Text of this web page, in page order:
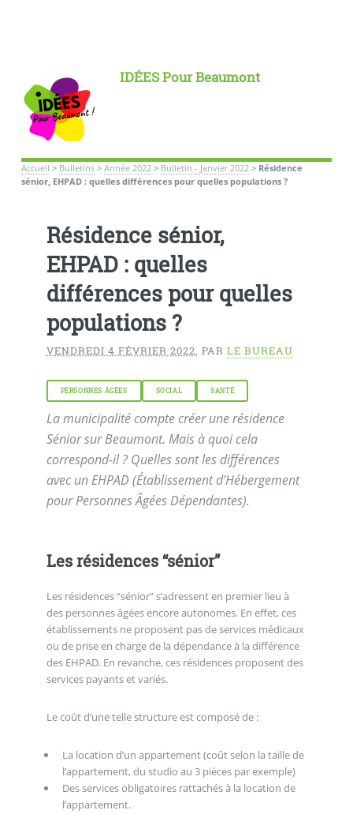
IDÉES Pour Beaumont
Accueil > Bulletins> Année 2022> Bulletin - Janvier 2022> Résidence
sénior, EHPAD : quelles différences pour quelles populations ?
Résidence sénior,
EHPAD : quelles
différences pour quelles
populations ?
VENDREDI 4 FÉVRIER 2022, PAR LE BUREAU
PERSONNES ÂGÉES SOCIAL SANTÉ
La municipalité compte créer une résidence
Sénior sur Beaumont. Mais à quoi cela
correspond-il ? Quelles sont les différences
avec un EHPAD (Établissement d’Hébergement
pour Personnes Âgées Dépendantes).
Les résidences “sénior”
Les résidences “sénior” s’adressent en premier lieu à
des personnes âgées encore autonomes. En effet, ces
établissements ne proposent pas de services médicaux
ou de prise en charge de la dépendance à la différence
des EHPAD. En revanche, ces résidences proposent des
services payants et variés.
Le coût d’une telle structure est composé de :
La location d’un appartement (coût selon la taille de
l’appartement, du studio au 3 pièces par exemple)
Des services obligatoires rattachés à la location de
l’appartement.